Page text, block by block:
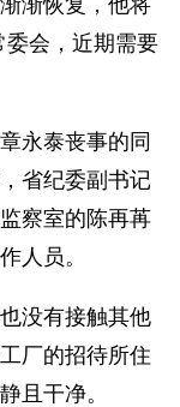
渐恢复，他将
委会，近期需要
永泰丧事的同
省纪委副书记
察室的陈再苒
人员。
没有接触其他
厂的招待所住
且干净。